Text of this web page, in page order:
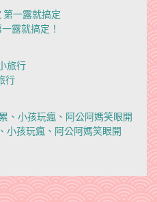
露就搞定！
行
小孩玩瘋、阿公阿媽笑眼開